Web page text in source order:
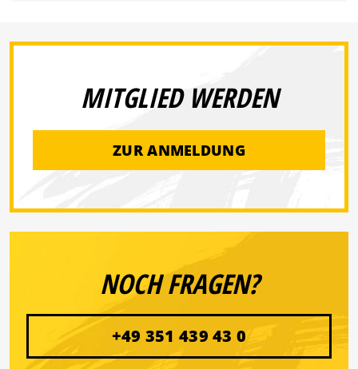
MITGLIED WERDEN
ZUR ANMELDUNG
NOCH FRAGEN?
+49 351 439 43 0